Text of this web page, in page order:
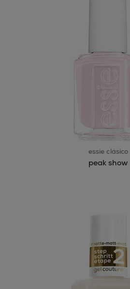
essie clásico
peak show